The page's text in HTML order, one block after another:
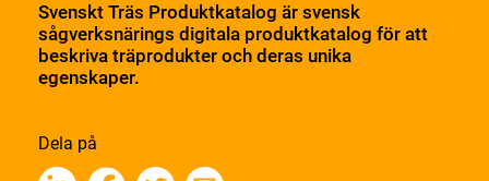
Svenskt Träs Produktkatalog är svensk
sågverksnärings digitala produktkatalog för att
beskriva träprodukter och deras unika
egenskaper.
Dela på